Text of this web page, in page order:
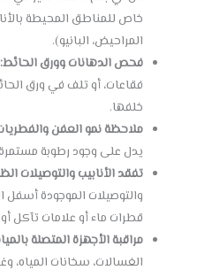
خاص للمناطق المحيطة
المراحيض، البانيو).
فحص الدهانات وورق الحائط:
فقاعات، أو تلف في ورق
خلفها.
ملاحظة نمو العفن
يدل على وجود رطوبة
تفقد الأنابيب والتوصيلات
والتوصيلات الموجودة
قطرات ماء أو علامات تآكل
مراقبة الأجهزة المتصلة
الغسالات، سخانات المياه،